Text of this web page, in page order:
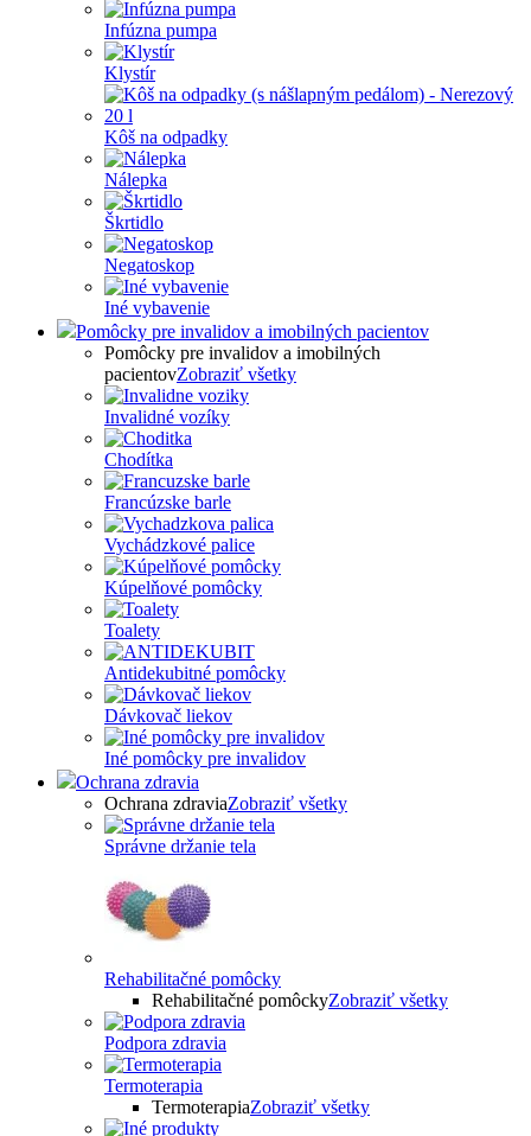
Infúzna pumpa
Klystír
Kôš na odpadky
Nálepka
Škrtidlo
Negatoskop
Iné vybavenie
Pomôcky pre invalidov a imobilných pacientov
Pomôcky pre invalidov a imobilných
pacientovZobraziť všetky
Invalidné vozíky
Chodítka
Francúzske barle
Vychádzkové palice
Kúpelňové pomôcky
Toalety
Antidekubitné pomôcky
Dávkovač liekov
Iné pomôcky pre invalidov
Ochrana zdravia
Ochrana zdraviaZobraziť všetky
Správne držanie tela
Rehabilitačné pomôcky
Rehabilitačné pomôckyZobraziť všetky
Podpora zdravia
Termoterapia
TermoterapiaZobraziť všetky